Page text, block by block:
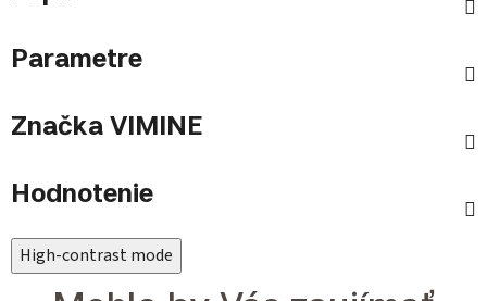
Parametre
Značka VIMINE
Hodnotenie
High-contrast mode